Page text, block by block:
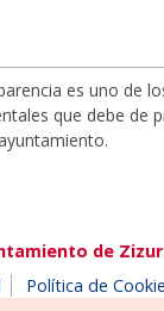
es uno de
que debe de
de
Política de